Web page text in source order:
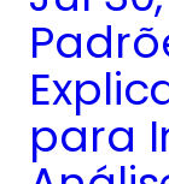
para